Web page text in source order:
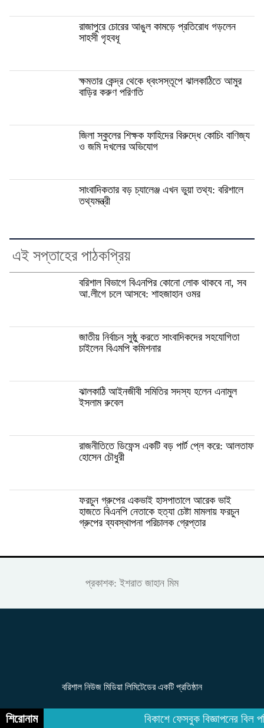
রাজাপুরে চোরের আঙুল কামড়ে প্রতিরোধ গড়লেন
সাহসী গৃহবধূ
ক্ষমতার কেন্দ্র থেকে ধ্বংসস্তূপে ঝালকাঠিতে আমুর
বাড়ির করুণ পরিণতি
জিলা স্কুলের শিক্ষক ফাহিদের বিরুদ্ধে কোচিং বাণিজ্য
ও জমি দখলের অভিযোগ
সাংবাদিকতার বড় চ্যালেঞ্জ এখন ভুয়া তথ্য: বরিশালে
তথ্যমন্ত্রী
এই সপ্তাহের পাঠকপ্রিয়
বরিশাল বিভাগে বিএনপির কোনো লোক থাকবে না, সব
আ.লীগে চলে আসবে: শাহজাহান ওমর
জাতীয় নির্বাচন সুষ্ঠু করতে সাংবাদিকদের সহযোগিতা
চাইলেন বিএমপি কমিশনার
ঝালকাঠি আইনজীবী সমিতির সদস্য হলেন এনামুল
ইসলাম রুবেল
রাজনীতিতে ডিফেন্স একটি বড় পার্ট প্লে করে: আলতাফ
হোসেন চৌধুরী
ফরচুন গ্রুপের একভাই হাসপাতালে আরেক ভাই
হাজতে বিএনপি নেতাকে হত্যা চেষ্টা মামলায় ফরচুন
গ্রুপের ব্যবস্থাপনা পরিচালক গ্রেপ্তার
প্রকাশক: ইশরাত জাহান মিম
বরিশাল নিউজ মিডিয়া লিমিটেডের একটি প্রতিষ্ঠান
শিরোনাম বিকাশে ফেসবুক বিজ্ঞাপনের বিল